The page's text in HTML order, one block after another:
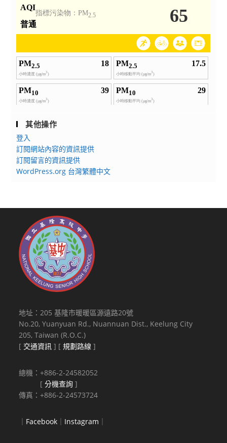
其他操作
登入
訂閱網站內容的資訊提供
訂閱留言的資訊提供
WordPress.org 台灣繁體中文
地址：205 基隆市暖暖區源遠路20號
No.20, Yuanyuan Rd., Nuannuan Dist., Keelung City
205, Taiwan (R.O.C.)
[ 交通資訊 ] [規劃路線 ]
總機：+886-2-24582052
[分機查詢 ]
傳真：+886-2-24573724
｜ Facebook ｜ Instagram ｜